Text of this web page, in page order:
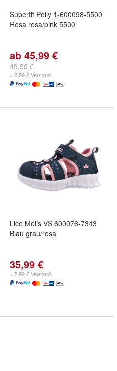
Superfit Polly 1-600098-5500
Rosa rosa/pink 5500
ab 45,99 €
49,99 €
+ 2,99 € Versand
Lico Melis VS 600076-7343
Blau grau/rosa
35,99 €
+ 2,99 € Versand